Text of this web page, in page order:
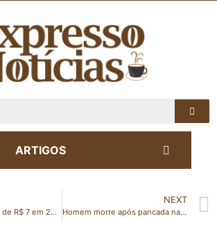
ARTIGOS
Gasolina já passa de R$ 7 em 23 cidades do ES; veja valor por município
NEXT
Homem morre após pancada na cabeça em Vila Valério